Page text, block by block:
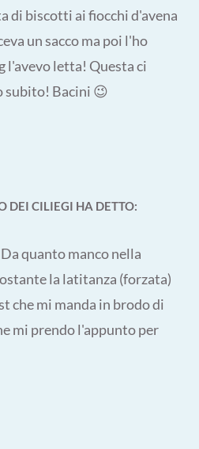
di biscotti ai fiocchi d'avena
un sacco ma poi l'ho
l'avevo letta! Questa ci
subito! Bacini 😉
DEI CILIEGI HA DETTO:
quanto manco nella
la latitanza (forzata)
che mi manda in brodo di
mi prendo l'appunto per